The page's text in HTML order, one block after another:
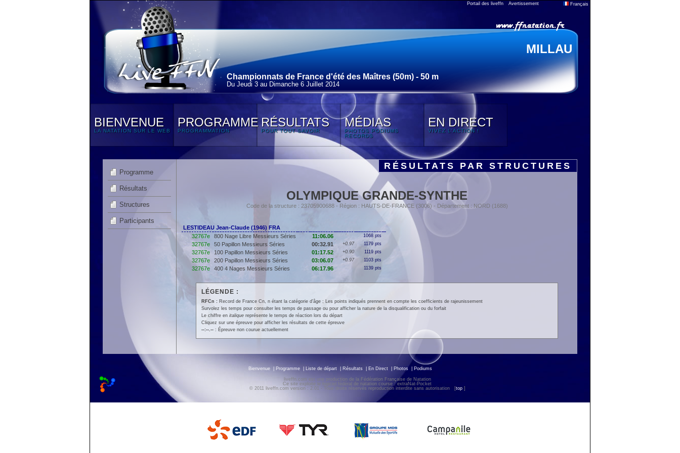
Portail des liveffn Avertissement Français
MILLAU
Championnats de France d'été des Maîtres (50m) - 50 m
Du Jeudi 3 au Dimanche 6 Juillet 2014
BIENVENUE
LA NATATION SUR LE WEB
PROGRAMME
PROGRAMMATION
RÉSULTATS
POUR TOUT SAVOIR
MÉDIAS
PHOTOS PODIUMS
RECORDS
EN DIRECT
VIVEZ L'ACTION !
Programme
Résultats
Structures
Participants
RÉSULTATS PAR STRUCTURES
OLYMPIQUE GRANDE-SYNTHE
Code de la structure : 23705900688 - Région : HAUTS-DE-FRANCE (3006) - Département : NORD (1688)
LESTIDEAU Jean-Claude (1946) FRA
32767e
800 Nage Libre Messieurs Séries 11:06.06 1068 pts
32767e 50 Papillon Messieurs Séries 00:32.91 +0.97 1179 pts
32767e 100 Papillon Messieurs Séries 01:17.52 +0.90 1119 pts
32767e 200 Papillon Messieurs Séries 03:06.07 +0.97 1103 pts
32767e 400 4 Nages Messieurs Séries 06:17.96 1139 pts
LÉGENDE :
RFCn : Record de France Cn, n étant la catégorie d'âge ; Les points indiqués prennent en compte les coefficients de rajeunissement
Survolez les temps pour consulter les temps de passage ou pour afficher la nature de la disqualification ou du forfait
Le chiffre en italiquereprésente le temps de réaction lors du départ
Cliquez sur une épreuve pour afficher les résultats de cette épreuve
--:--.--: Épreuve non courue actuellement
Bienvenue Programme Liste de départ Résultats En Direct Photos Podiums
liveffn.com est une production de la Fédération Française de Natation
Ce site exploite le logiciel fédéral de natation course : extraNat-Pocket
© 2011 liveffn.com version : 2.01 - Tous droits réservés reproduction interdite sans autorisation
[top ]